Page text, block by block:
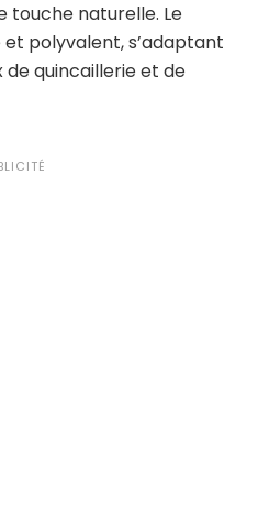
touche naturelle. Le
polyvalent, s’adaptant
quincaillerie et de